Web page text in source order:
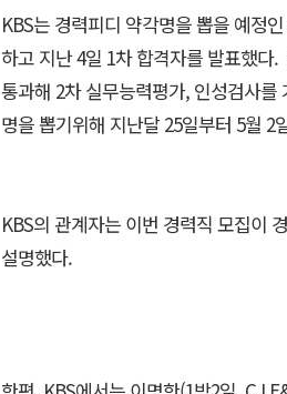
KBS는 경력피디 약각명을 뽑을 예정
하고 지난 4일 1차 합격자를 발표했다
통과해 2차 실무능력평가, 인성검사
명을 뽑기위해 지난달 25일부터 5월
KBS의 관계자는 이번 경력직 모집이
설명했다.